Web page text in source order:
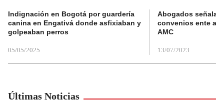
Indignación en Bogotá por guardería
canina en Engativá donde asfixiaban y
golpeaban perros
05/05/2025
Abogados
convenios ente
AMC
13/07/2023
Últimas Noticias